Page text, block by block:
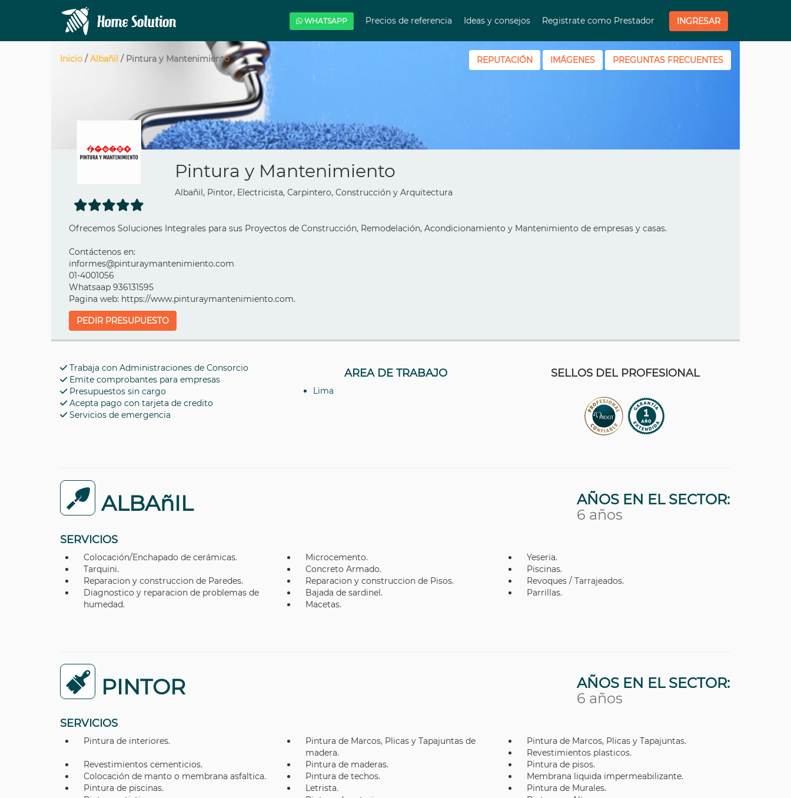
WHATSAPP Precios de referencia Ideas y consejos Registrate como Prestador INGRESAR
Inicio / Albañil / Pintura y Mantenimiento REPUTACIÓN IMÁGENES PREGUNTAS FRECUENTES
Pintura y Mantenimiento
Albañil, Pintor, Electricista, Carpintero, Construcción y Arquitectura
Ofrecemos Soluciones Integrales para sus Proyectos de Construcción, Remodelación, Acondicionamiento y Mantenimiento de empresas y casas.
Contáctenos en:
informes@pinturaymantenimiento.com
01-4001056
Whatsaap 936131595
Pagina web: https://www.pinturaymantenimiento.com.
PEDIR PRESUPUESTO
Trabaja con Administraciones de Consorcio
Emite comprobantes para empresas
Presupuestos sin cargo
Acepta pago con tarjeta de credito
Servicios de emergencia
AREA DE TRABAJO
Lima
SELLOS DEL PROFESIONAL
ALBAñIL
AÑOS EN EL SECTOR:
6 años
SERVICIOS
Colocación/Enchapado de cerámicas. Microcemento.
Yeseria.
Tarquini.
Concreto Armado.
Piscinas.
Reparacion y construccion de Paredes.
Reparacion y construccion de Pisos.
Revoques / Tarrajeados.
Diagnostico y reparacion de problemas de
humedad.
Bajada de sardinel.
Parrillas.
Macetas.
PINTOR
AÑOS EN EL SECTOR:
6 años
SERVICIOS
Pintura de interiores.
Pintura de Marcos, Plicas y Tapajuntas de
madera.
Pintura de Marcos, Plicas y Tapajuntas.
Revestimientos plasticos.
Revestimientos cementicios.
Pintura de maderas.
Pintura de pisos.
Colocación de manto o membrana asfaltica.
Pintura de techos.
Membrana liquida impermeabilizante.
Pintura de piscinas.
Letrista.
Pintura de Murales.